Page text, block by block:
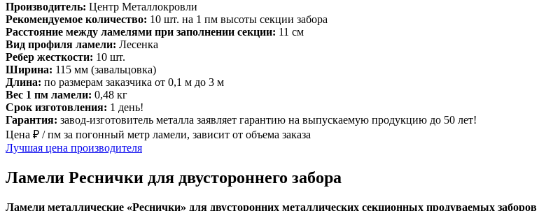
Производитель: Центр Металлокровли
Рекомендуемое количество: 10 шт. на 1 пм высоты секции забора
Расстояние между ламелями при заполнении секции: 11 см
Вид профиля ламели: Лесенка
Ребер жесткости: 10 шт.
Ширина: 115 мм (завальцовка)
Длина: по размерам заказчика от 0,1 м до 3 м
Вес 1 пм ламели: 0,48 кг
Срок изготовления: 1 день!
Гарантия: завод-изготовитель металла заявляет гарантию на выпускаемую продукцию до 50 лет!
Цена ₽ / пм за погонный метр ламели, зависит от объема заказа
Лучшая цена производителя
Ламели Реснички для двустороннего забора
Ламели металлические «Реснички» для двусторонних металлических секционных продуваемых заборов